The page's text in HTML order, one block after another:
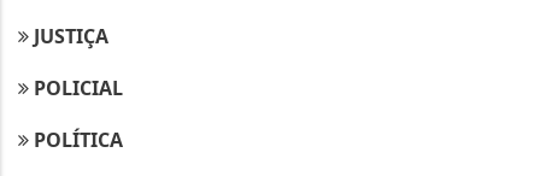
JUSTIÇA
POLICIAL
POLÍTICA